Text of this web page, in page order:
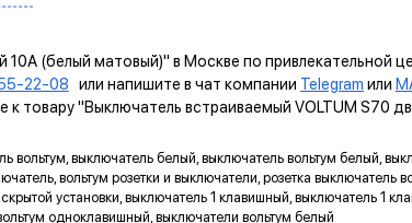
ВОЛЬТУМ
(белый матовый)" в Москве по привлекательной
22-08 или напишите в чат компании Telegram или
"Выключатель встраиваемый VOLTUM S70
выключатель белый, выключатель вольтум белый,
вольтум розетки и выключатели, розетка выключатель
установки, выключатель 1 клавишный, выключатель 1
одноклавишный, выключатели вольтум белый